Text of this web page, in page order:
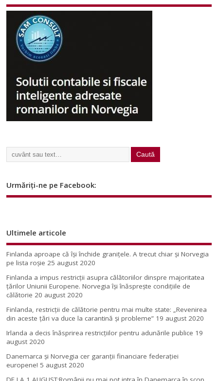
Urmăriți-ne pe Facebook:
Ultimele articole
Finlanda aproape că își închide granițele. A trecut chiar și Norvegia
pe lista roșie 25 august 2020
Finlanda a impus restricţii asupra călătoriilor dinspre majoritatea
ţărilor Uniunii Europene. Norvegia își înăsprește condițiile de
călătorie 20 august 2020
Finlanda, restricţii de călătorie pentru mai multe state: „Revenirea
din aceste ţări va duce la carantină şi probleme” 19 august 2020
Irlanda a decis înăsprirea restricțiilor pentru adunările publice 19
august 2020
Danemarca și Norvegia cer garanții financiare federației
europene! 5 august 2020